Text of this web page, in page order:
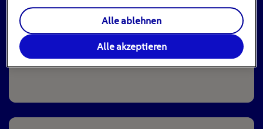
Wenn aus dem Nichts das Licht ausgeht, ist die
Überraschung groß – […]
Alle ablehnen
Alle akzeptieren